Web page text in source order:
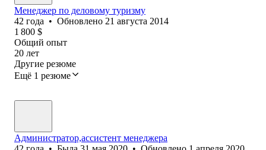
Менеджер по деловому туризму
42 года • Обновлено 21 августа 2014
1 800 $
Общий опыт
20 лет
Другие резюме
Ещё 1 резюме
Администратор,ассистент менеджера